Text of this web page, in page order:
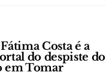
Costa é a
do despiste do
em Tomar